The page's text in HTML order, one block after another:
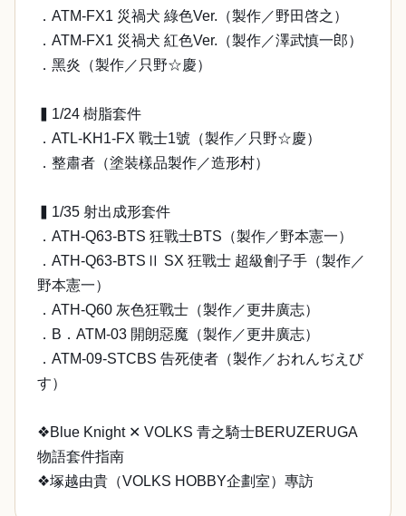
．ATM-FX1 災禍犬 綠色Ver.（製作／野田啓之）
．ATM-FX1 災禍犬 紅色Ver.（製作／澤武慎一郎）
．黑炎（製作／只野☆慶）
▍1/24 樹脂套件
．ATL-KH1-FX 戰士1號（製作／只野☆慶）
．整肅者（塗裝樣品製作／造形村）
▍1/35 射出成形套件
．ATH-Q63-BTS 狂戰士BTS（製作／野本憲一）
．ATH-Q63-BTSⅡ SX 狂戰士 超級劊子手（製作／
野本憲一）
．ATH-Q60 灰色狂戰士（製作／更井廣志）
．B．ATM-03 開朗惡魔（製作／更井廣志）
．ATM-09-STCBS 告死使者（製作／おれんぢえび
す）
❖Blue Knight ✕ VOLKS 青之騎士BERUZERUGA
物語套件指南
❖塚越由貴（VOLKS HOBBY企劃室）專訪